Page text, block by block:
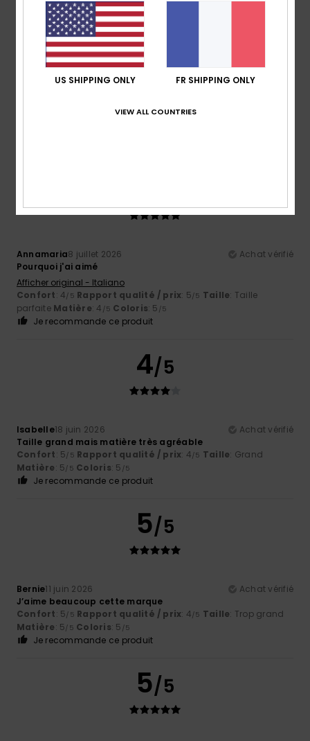
5
Annamaria 8 juillet 2026
Achat vérifié
Afficher original - Italiano
Annamaria8 juillet 2026
Achat vérifié
Pourquoi j'ai aimé
Afficher original - Italiano
Confort: 4/5 Rapport qualité / prix: 5/5 Taille: Taille
parfaite Matière: 4 /5 Coloris: 5 /5
Je recommande ce produit
4/5
Isabelle18 juin 2026
Achat vérifié
Taille grand mais matière très agréable
Confort: 5/5 Rapport qualité / prix: 4/5 Taille: Grand
Matière: 5/5 Coloris: 5 /5
Je recommande ce produit
5/5
Bernie11 juin 2026
Achat vérifié
J’aime beaucoup cette marque
Confort: 5/5 Rapport qualité / prix: 4/5 Taille: Trop grand
Matière: 5/5 Coloris: 5 /5
Je recommande ce produit
5/5
US SHIPPING ONLY FR SHIPPING ONLY
VIEW ALL COUNTRIES